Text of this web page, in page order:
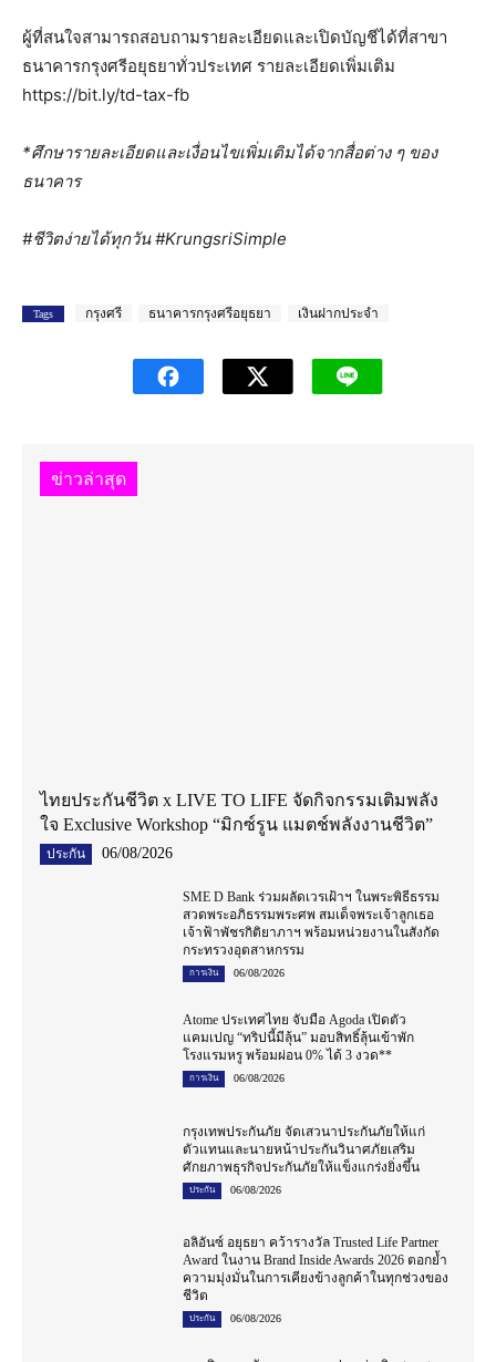
ผู้ที่สนใจสามารถสอบถามรายละเอียดและเปิดบัญชีได้ที่สาขา
ธนาคารกรุงศรีอยุธยาทั่วประเทศ รายละเอียดเพิ่มเติม
https://bit.ly/td-tax-fb
*ศึกษารายละเอียดและเงื่อนไขเพิ่มเติมได้จากสื่อต่าง ๆ ของ
ธนาคาร
#ชีวิตง่ายได้ทุกวัน#KrungsriSimple
Tags กรุงศรี ธนาคารกรุงศรีอยุธยา เงินฝากประจำ
ข่าวล่าสุด
ไทยประกันชีวิต x LIVE TO LIFE จัดกิจกรรมเติมพลัง
ใจ Exclusive Workshop “มิกซ์รูน แมตช์พลังงานชีวิต”
ประกัน 06/08/2026
SME D Bank ร่วมผลัดเวรเฝ้าฯ ในพระพิธีธรรม
สวดพระอภิธรรมพระศพ สมเด็จพระเจ้าลูกเธอ
เจ้าฟ้าพัชรกิติยาภาฯ พร้อมหน่วยงานในสังกัด
กระทรวงอุตสาหกรรม
การเงิน 06/08/2026
Atome ประเทศไทย จับมือ Agoda เปิดตัว
แคมเปญ “ทริปนี้มีลุ้น” มอบสิทธิ์ลุ้นเข้าพัก
โรงแรมหรู พร้อมผ่อน 0% ได้ 3 งวด**
การเงิน 06/08/2026
กรุงเทพประกันภัย จัดเสวนาประกันภัยให้แก่
ตัวแทนและนายหน้าประกันวินาศภัยเสริม
ศักยภาพธุรกิจประกันภัยให้แข็งแกร่งยิ่งขึ้น
ประกัน 06/08/2026
อลิอันซ์ อยุธยา คว้ารางวัล Trusted Life Partner
Award ในงาน Brand Inside Awards 2026 ตอกย้ำ
ความมุ่งมั่นในการเคียงข้างลูกค้าในทุกช่วงของ
ชีวิต
ประกัน 06/08/2026